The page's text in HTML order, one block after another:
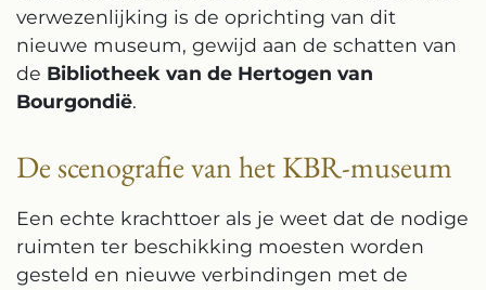
verwezenlijking is de oprichting van dit
nieuwe museum, gewijd aan de schatten van
de Bibliotheek van de Hertogen van
Bourgondië.
De scenografie van het KBR-museum
Een echte krachttoer als je weet dat de nodige
ruimten ter beschikking moesten worden
gesteld en nieuwe verbindingen met de